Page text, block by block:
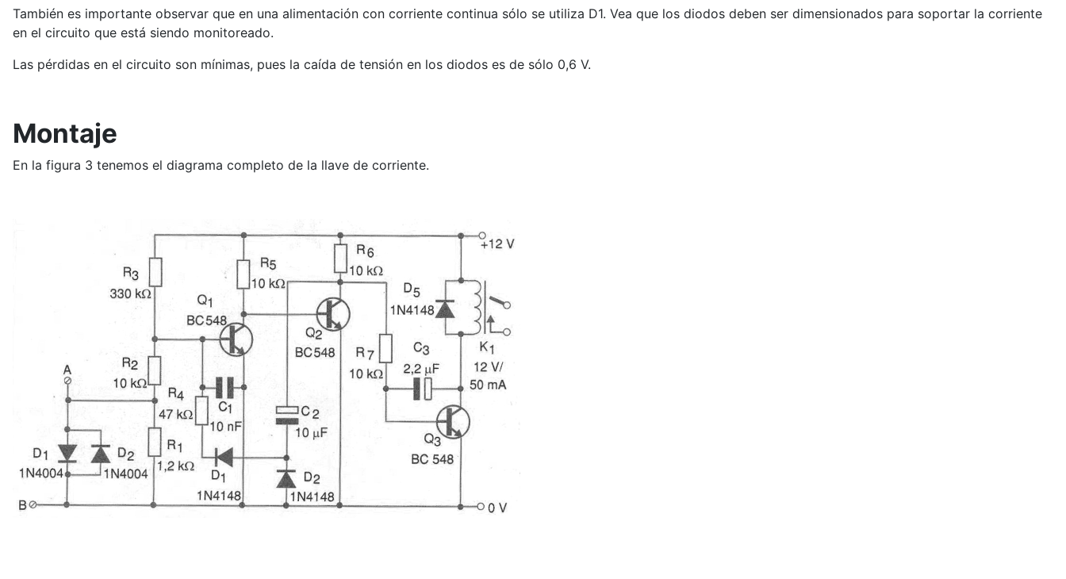
También es importante observar que en una alimentación con corriente continua sólo se utiliza D1. Vea que los diodos deben ser dimensionados para soportar la corriente
en el circuito que está siendo monitoreado.
Las pérdidas en el circuito son mínimas, pues la caída de tensión en los diodos es de sólo 0,6 V.
Montaje
En la figura 3 tenemos el diagrama completo de la llave de corriente.